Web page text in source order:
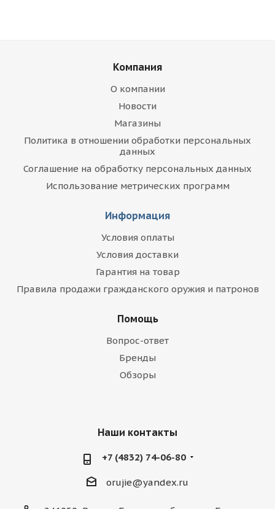
Компания
О компании
Новости
Магазины
Политика в отношении обработки персональных
данных
Соглашение на обработку персональных данных
Использование метрических программ
Информация
Условия оплаты
Условия доставки
Гарантия на товар
Правила продажи гражданского оружия и патронов
Помощь
Вопрос-ответ
Бренды
Обзоры
Наши контакты
+7 (4832) 74-06-80
orujie@yandex.ru